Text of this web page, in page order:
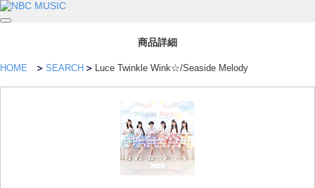
商品詳細
HOME SEARCH Luce Twinkle Wink☆/Seaside Melody